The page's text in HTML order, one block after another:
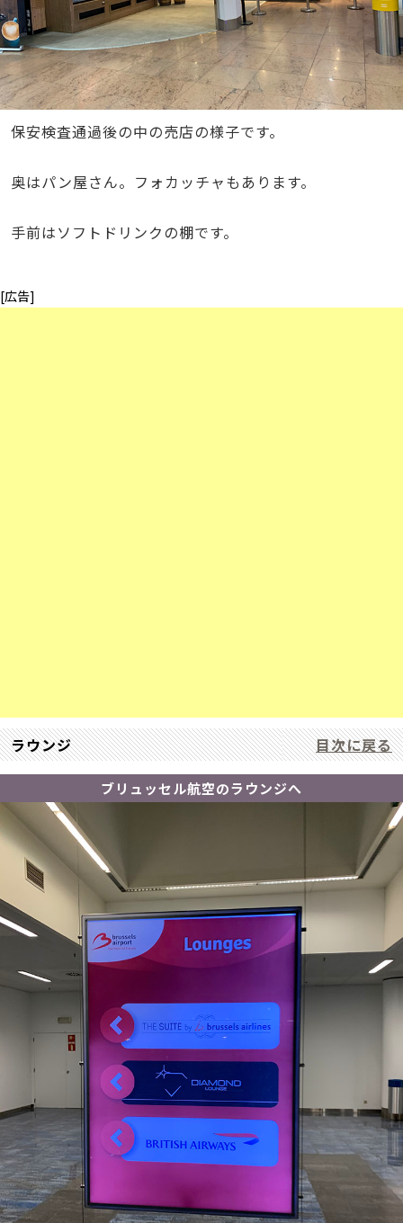
保安検査通過後の中の売店の様子です。
奥はパン屋さん。フォカッチャもあります。
手前はソフトドリンクの棚です。
[広告]
ラウンジ 目次に戻る
ブリュッセル航空のラウンジへ